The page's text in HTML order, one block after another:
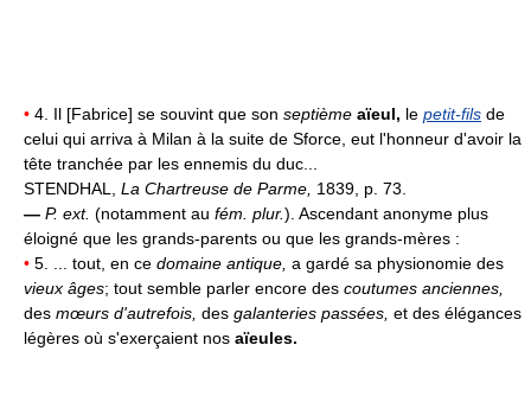
• 4. Il [Fabrice] se souvint que son septième aïeul, le petit-fils de
celui qui arriva à Milan à la suite de Sforce, eut l'honneur d'avoir la
tête tranchée par les ennemis du duc...
STENDHAL, La Chartreuse de Parme, 1839, p. 73.
— P. ext. (notamment au fém. plur.). Ascendant anonyme plus
éloigné que les grands-parents ou que les grands-mères :
• 5. ... tout, en ce domaine antique, a gardé sa physionomie des
vieux âges; tout semble parler encore des coutumes anciennes,
des mœurs d'autrefois, des galanteries passées, et des élégances
légères où s'exerçaient nos aïeules.